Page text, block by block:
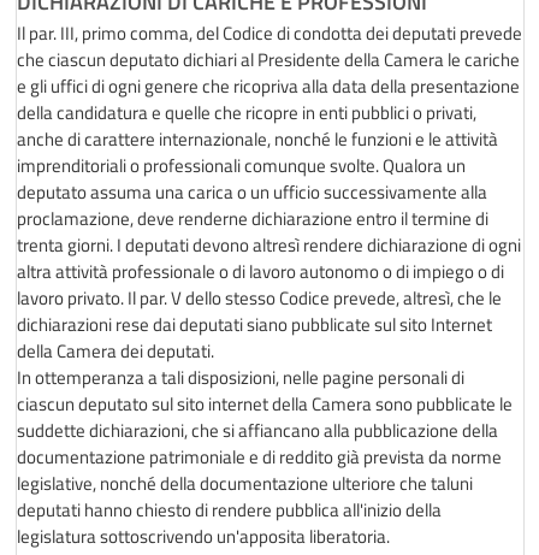
Il par. III, primo comma, del Codice di condotta dei deputati prevede
che ciascun deputato dichiari al Presidente della Camera le cariche
e gli uffici di ogni genere che ricopriva alla data della presentazione
della candidatura e quelle che ricopre in enti pubblici o privati,
anche di carattere internazionale, nonché le funzioni e le attività
imprenditoriali o professionali comunque svolte. Qualora un
deputato assuma una carica o un ufficio successivamente alla
proclamazione, deve renderne dichiarazione entro il termine di
trenta giorni. I deputati devono altresì rendere dichiarazione di ogni
altra attività professionale o di lavoro autonomo o di impiego o di
lavoro privato. Il par. V dello stesso Codice prevede, altresì, che le
dichiarazioni rese dai deputati siano pubblicate sul sito Internet
della Camera dei deputati.
In ottemperanza a tali disposizioni, nelle pagine personali di
ciascun deputato sul sito internet della Camera sono pubblicate le
suddette dichiarazioni, che si affiancano alla pubblicazione della
documentazione patrimoniale e di reddito già prevista da norme
legislative, nonché della documentazione ulteriore che taluni
deputati hanno chiesto di rendere pubblica all'inizio della
legislatura sottoscrivendo un'apposita liberatoria.